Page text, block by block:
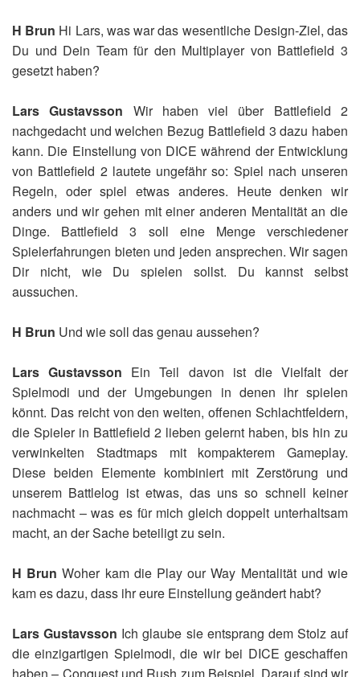
H Brun Hi Lars, was war das wesentliche Design-Ziel, das
Du und Dein Team für den Multiplayer von Battlefield 3
gesetzt haben?
Lars Gustavsson Wir haben viel über Battlefield 2
nachgedacht und welchen Bezug Battlefield 3 dazu haben
kann. Die Einstellung von DICE während der Entwicklung
von Battlefield 2 lautete ungefähr so: Spiel nach unseren
Regeln, oder spiel etwas anderes. Heute denken wir
anders und wir gehen mit einer anderen Mentalität an die
Dinge. Battlefield 3 soll eine Menge verschiedener
Spielerfahrungen bieten und jeden ansprechen. Wir sagen
Dir nicht, wie Du spielen sollst. Du kannst selbst
aussuchen.
H Brun Und wie soll das genau aussehen?
Lars Gustavsson Ein Teil davon ist die Vielfalt der
Spielmodi und der Umgebungen in denen ihr spielen
könnt. Das reicht von den weiten, offenen Schlachtfeldern,
die Spieler in Battlefield 2 lieben gelernt haben, bis hin zu
verwinkelten Stadtmaps mit kompakterem Gameplay.
Diese beiden Elemente kombiniert mit Zerstörung und
unserem Battlelog ist etwas, das uns so schnell keiner
nachmacht – was es für mich gleich doppelt unterhaltsam
macht, an der Sache beteiligt zu sein.
H Brun Woher kam die Play our Way Mentalität und wie
kam es dazu, dass ihr eure Einstellung geändert habt?
Lars Gustavsson Ich glaube sie entsprang dem Stolz auf
die einzigartigen Spielmodi, die wir bei DICE geschaffen